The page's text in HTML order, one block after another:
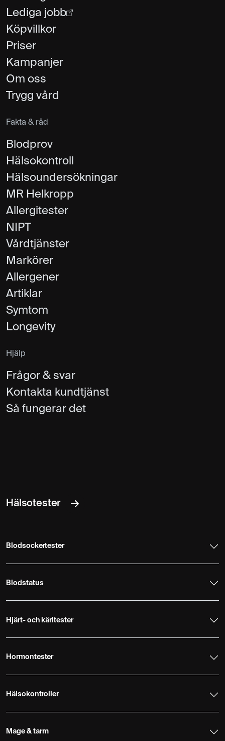
Lediga jobb
Köpvillkor
Priser
Kampanjer
Om oss
Trygg vård
Fakta & råd
Blodprov
Hälsokontroll
Hälsoundersökningar
MR Helkropp
Allergitester
NIPT
Vårdtjänster
Markörer
Allergener
Artiklar
Symtom
Longevity
Hjälp
Frågor & svar
Kontakta kundtjänst
Så fungerar det
Hälsotester
Blodsockertester
Blodstatus
Hjärt- och kärltester
Hormontester
Hälsokontroller
Mage & tarm